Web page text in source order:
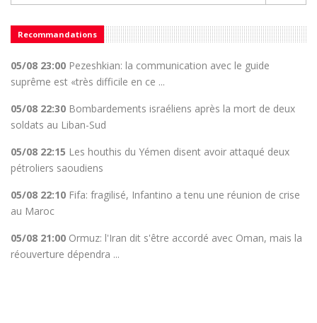
Recommandations
05/08 23:00 Pezeshkian: la communication avec le guide
suprême est «très difficile en ce ...
05/08 22:30 Bombardements israéliens après la mort de deux
soldats au Liban-Sud
05/08 22:15 Les houthis du Yémen disent avoir attaqué deux
pétroliers saoudiens
05/08 22:10 Fifa: fragilisé, Infantino a tenu une réunion de crise
au Maroc
05/08 21:00 Ormuz: l'Iran dit s'être accordé avec Oman, mais la
réouverture dépendra ...